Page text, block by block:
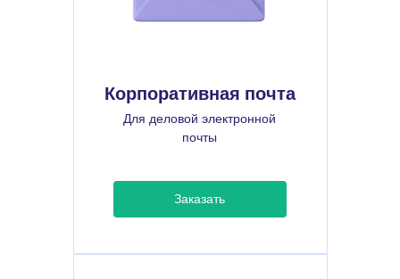
Корпоративная почта
Для деловой электронной
почты
Заказать